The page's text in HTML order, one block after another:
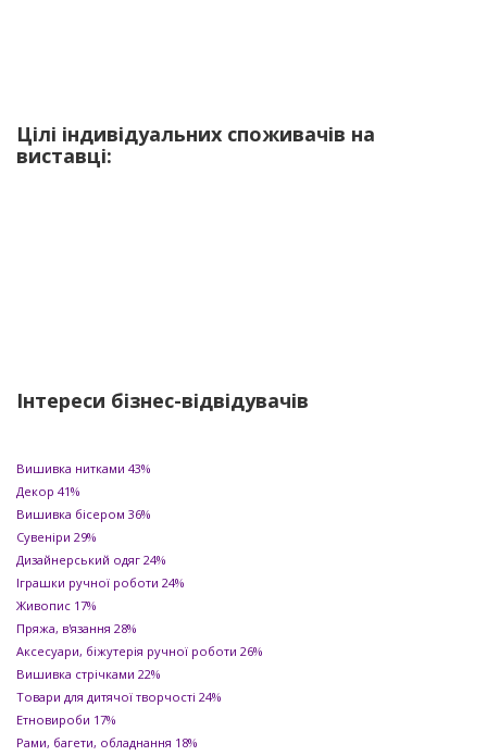
Цілі індивідуальних споживачів на
виставці:
Інтереси бізнес-відвідувачів
Вишивка нитками 43%
Декор 41%
Вишивка бісером 36%
Сувеніри 29%
Дизайнерський одяг 24%
Іграшки ручної роботи 24%
Живопис 17%
Пряжа, в'язання 28%
Аксесуари, біжутерія ручної роботи 26%
Вишивка стрічками 22%
Товари для дитячої творчості 24%
Етновироби 17%
Рами, багети, обладнання 18%